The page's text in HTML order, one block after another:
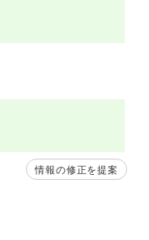
情報の修正を提案